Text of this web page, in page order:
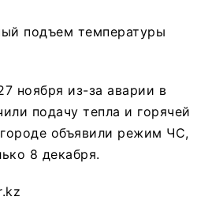
подъем температуры
ноября из-за аварии в
подачу тепла и горячей
объявили режим ЧС,
8 декабря.